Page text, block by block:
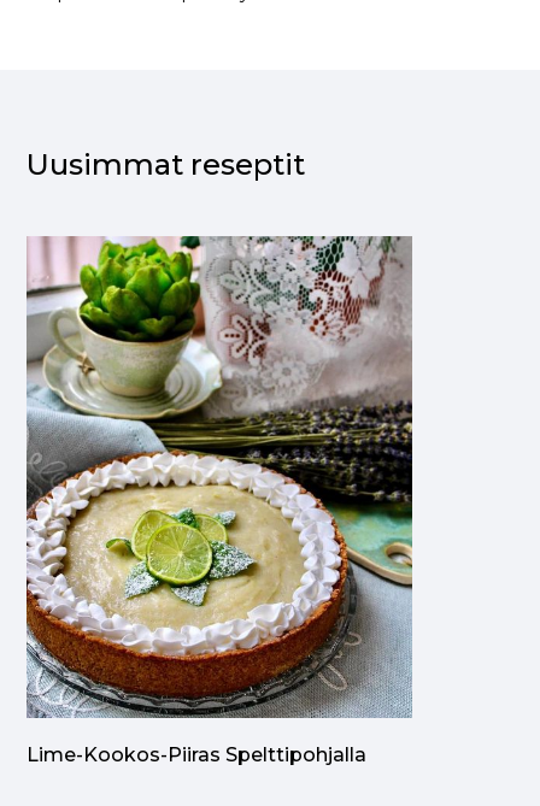
Uusimmat reseptit
Lime-Kookos-Piiras Spelttipohjalla